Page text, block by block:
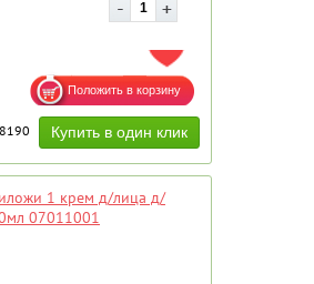
ДОБАВИТЬ В ИЗБРАННОЕ
1 крем д/лица д/
07011001